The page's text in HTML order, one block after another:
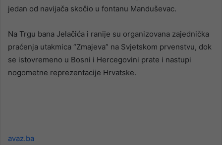
jedan od navijača skočio u fontanu Manduševac.
Na Trgu bana Jelačića i ranije su organizovana zajednička
praćenja utakmica “Zmajeva” na Svjetskom prvenstvu, dok
se istovremeno u Bosni i Hercegovini prate i nastupi
nogometne reprezentacije Hrvatske.
avaz.ba